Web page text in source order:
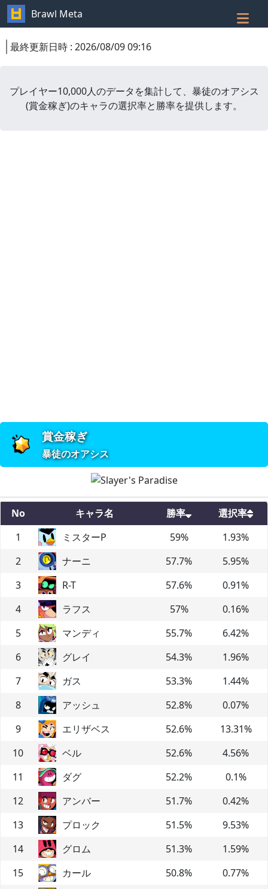
Brawl Meta
最終更新日時 : 2026/08/09 09:16
プレイヤー10,000人のデータを集計して、 暴徒のオアシス
(賞金稼ぎ)のキャラの選択率と勝率を提供します。
賞金稼ぎ
暴徒のオアシス
No キャラ名 勝率
選択率
1
ミスターP 59% 1.93%
2
ナーニ 57.7% 5.95%
3
R-T 57.6% 0.91%
4
ラフス 57% 0.16%
5
マンディ 55.7% 6.42%
6
グレイ 54.3% 1.96%
7
ガス 53.3% 1.44%
8
アッシュ 52.8% 0.07%
9
エリザベス 52.6% 13.31%
10
ベル 52.6% 4.56%
11
ダグ 52.2% 0.1%
12
アンバー 51.7% 0.42%
13
プロック 51.5% 9.53%
14
グロム 51.3% 1.59%
15
カール 50.8% 0.77%